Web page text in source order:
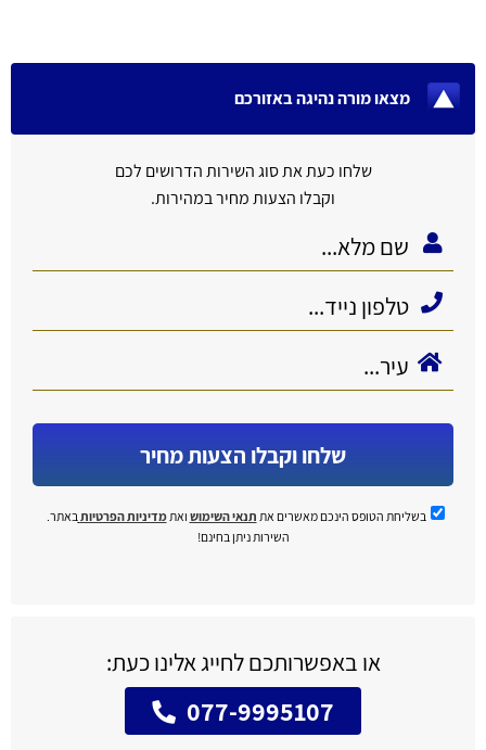
מצאו מורה נהיגה באזורכם
שלחו כעת את סוג השירות הדרושים לכם
וקבלו הצעות מחיר במהירות.
שלחו וקבלו הצעות מחיר
בשליחת הטופס הינכם מאשרים את תנאי השימוש ואתמדיניות הפרטיותבאתר.
השירות ניתן בחינם!
או באפשרותכם לחייג אלינו כעת:
077-9995107